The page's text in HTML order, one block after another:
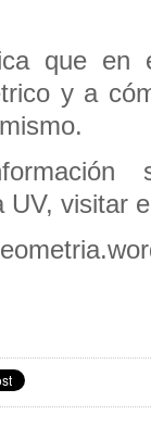
que en
y a
visitar